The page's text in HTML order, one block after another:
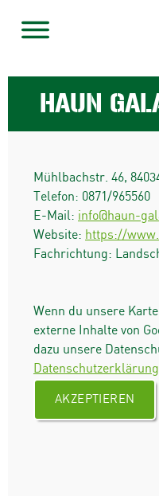
HAUN
Mühlbachstr. 46,
Telefon: 0871/965560
E-Mail: info@haun-
Website: https://
Fachrichtung:
Wenn du unsere
externe Inhalte von
dazu unsere
AKZEPTIEREN